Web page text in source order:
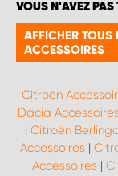
VOUS N'AVEZ PAS
AFFICHER TOUS
ACCESSOIRES
Citroën
Dacia Accessoires
| Citroën
Accessoires |
Accessoires |